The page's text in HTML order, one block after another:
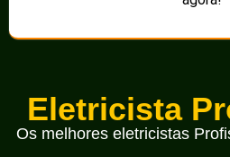
Eletricista
Os melhores eletricistas